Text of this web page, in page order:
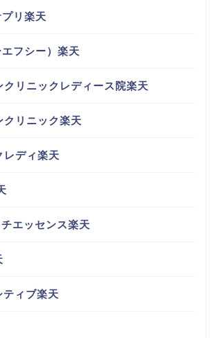
リ楽天
フシー）楽天
リニックレディース院楽天
リニック楽天
ディ楽天
エッセンス楽天
ィブ楽天